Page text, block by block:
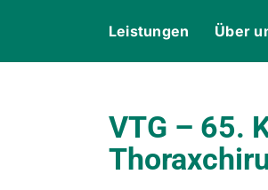
Leistungen Über
VTG – 65.